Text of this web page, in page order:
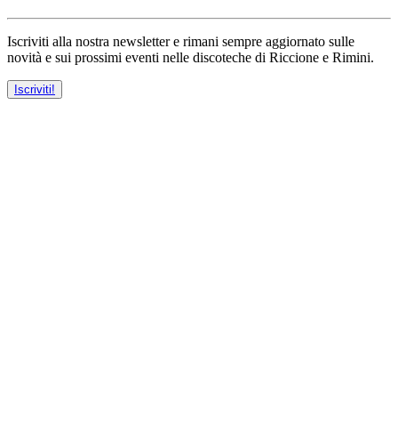
Iscriviti alla nostra newsletter e rimani sempre aggiornato sulle
novità e sui prossimi eventi nelle discoteche di Riccione e Rimini.
Iscriviti!